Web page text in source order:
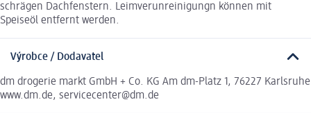
schrägen Dachfenstern. Leimverunreinigungn können mit
Speiseöl entfernt werden.
Výrobce / Dodavatel
dm drogerie markt GmbH + Co. KG Am dm-Platz 1, 76227 Karlsruhe
www.dm.de, servicecenter@dm.de